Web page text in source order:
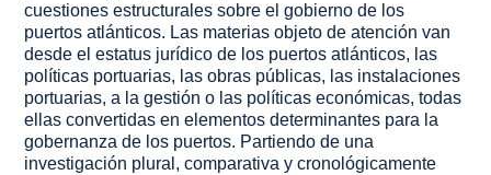
cuestiones estructurales sobre el gobierno de los
puertos atlánticos. Las materias objeto de atención van
desde el estatus jurídico de los puertos atlánticos, las
políticas portuarias, las obras públicas, las instalaciones
portuarias, a la gestión o las políticas económicas, todas
ellas convertidas en elementos determinantes para la
gobernanza de los puertos. Partiendo de una
investigación plural, comparativa y cronológicamente